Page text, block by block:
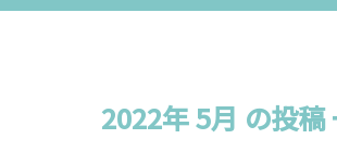
2022年 5月 の投稿